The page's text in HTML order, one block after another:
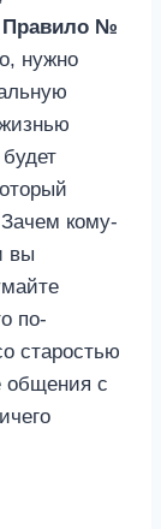
Правило №
нужно
кому-
вы
по-
старостью
общения с